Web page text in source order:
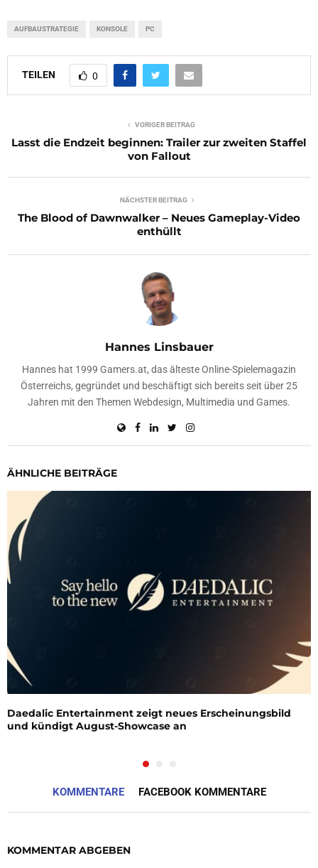
AUFBAUSTRATEGIE KONSOLE PC
TEILEN 0
VORIGER BEITRAG
Lasst die Endzeit beginnen: Trailer zur zweiten Staffel
von Fallout
NÄCHSTER BEITRAG
The Blood of Dawnwalker – Neues Gameplay-Video
enthüllt
Hannes Linsbauer
Hannes hat 1999 Gamers.at, das älteste Online-Spielemagazin
Österreichs, gegründet und beschäftigt sich bereits seit über 25
Jahren mit den Themen Webdesign, Multimedia und Games.
ÄHNLICHE BEITRÄGE
Daedalic Entertainment zeigt neues Erscheinungsbild
und kündigt August-Showcase an
KOMMENTARE FACEBOOK KOMMENTARE
KOMMENTAR ABGEBEN